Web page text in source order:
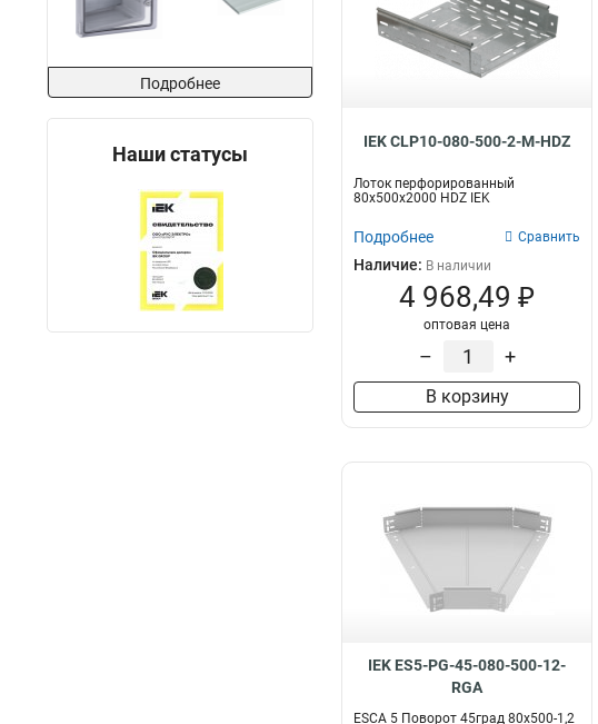
Подробнее
Наши статусы
IEK CLP10-080-500-2-M-HDZ
Лоток перфорированный
80х500х2000 HDZ IEK
Подробнее Сравнить
Наличие: В наличии
4 968,49 ₽
оптовая цена
– +
В корзину
IEK ES5-PG-45-080-500-12-
RGA
ESCA 5 Поворот 45град 80х500-1,2